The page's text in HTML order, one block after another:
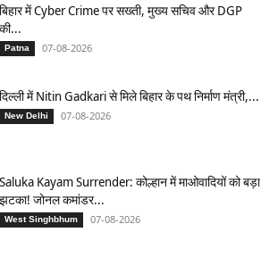
बिहार में Cyber Crime पर सख्ती, मुख्य सचिव और DGP
की...
Patna 07-08-2026
दिल्ली में Nitin Gadkari से मिले बिहार के पथ निर्माण मंत्री,...
New Delhi 07-08-2026
Saluka Kayam Surrender: कोल्हान में माओवादियों को बड़ा
झटका! जोनल कमांडर...
West Singhbhum 07-08-2026